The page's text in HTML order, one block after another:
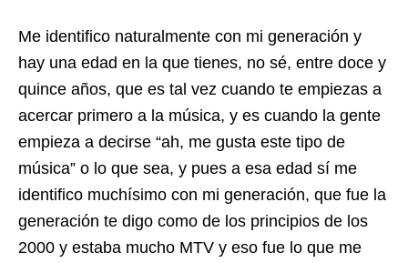
Me identifico naturalmente con mi generación y
hay una edad en la que tienes, no sé, entre doce y
quince años, que es tal vez cuando te empiezas a
acercar primero a la música, y es cuando la gente
empieza a decirse “ah, me gusta este tipo de
música” o lo que sea, y pues a esa edad sí me
identifico muchísimo con mi generación, que fue la
generación te digo como de los principios de los
2000 y estaba mucho MTV y eso fue lo que me